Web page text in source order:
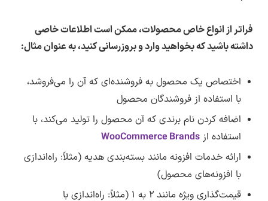
فراتر از انواع خاص محصولات، ممکن است اطلاعات خاصی
داشته باشید که بخواهید وارد و بروزرسانی کنید، به عنوان مثال:
اختصاص یک محصول به فروشنده‌ای که آن را می‌فروشد،
با استفاده از فروشندگان محصول
اضافه کردن نام برندی که آن محصول را تولید می‌کند، با
استفاده از WooCommerce Brands
ارائه خدمات افزونه مانند بسته‌بندی هدیه (مثلاً: راه‌اندازی
با افزونه‌های محصول)
قیمت‌گذاری ویژه مانند ۲ به ۱ (مثلاً: راه‌اندازی با